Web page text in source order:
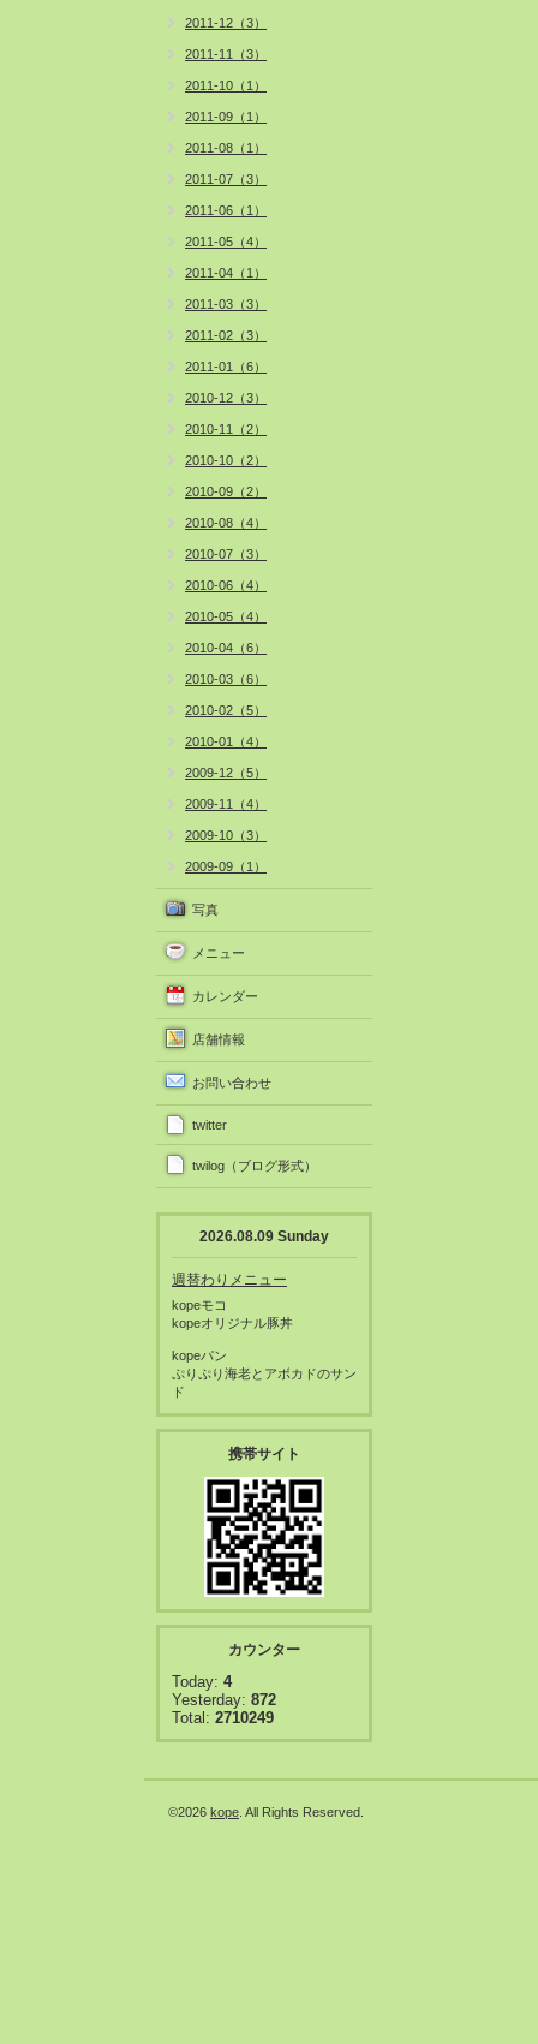
2011-12（3）
2011-11（3）
2011-10（1）
2011-09（1）
2011-08（1）
2011-07（3）
2011-06（1）
2011-05（4）
2011-04（1）
2011-03（3）
2011-02（3）
2011-01（6）
2010-12（3）
2010-11（2）
2010-10（2）
2010-09（2）
2010-08（4）
2010-07（3）
2010-06（4）
2010-05（4）
2010-04（6）
2010-03（6）
2010-02（5）
2010-01（4）
2009-12（5）
2009-11（4）
2009-10（3）
2009-09（1）
写真
メニュー
カレンダー
店舗情報
お問い合わせ
twitter
twilog（ブログ形式）
2026.08.09 Sunday
週替わりメニュー
kopeモコ
kopeオリジナル豚丼
kopeパン
ぷりぷり海老とアボカドのサン
ド
携帯サイト
カウンター
Today: 4
Yesterday: 872
Total: 2710249
©2026 kope . All Rights Reserved.